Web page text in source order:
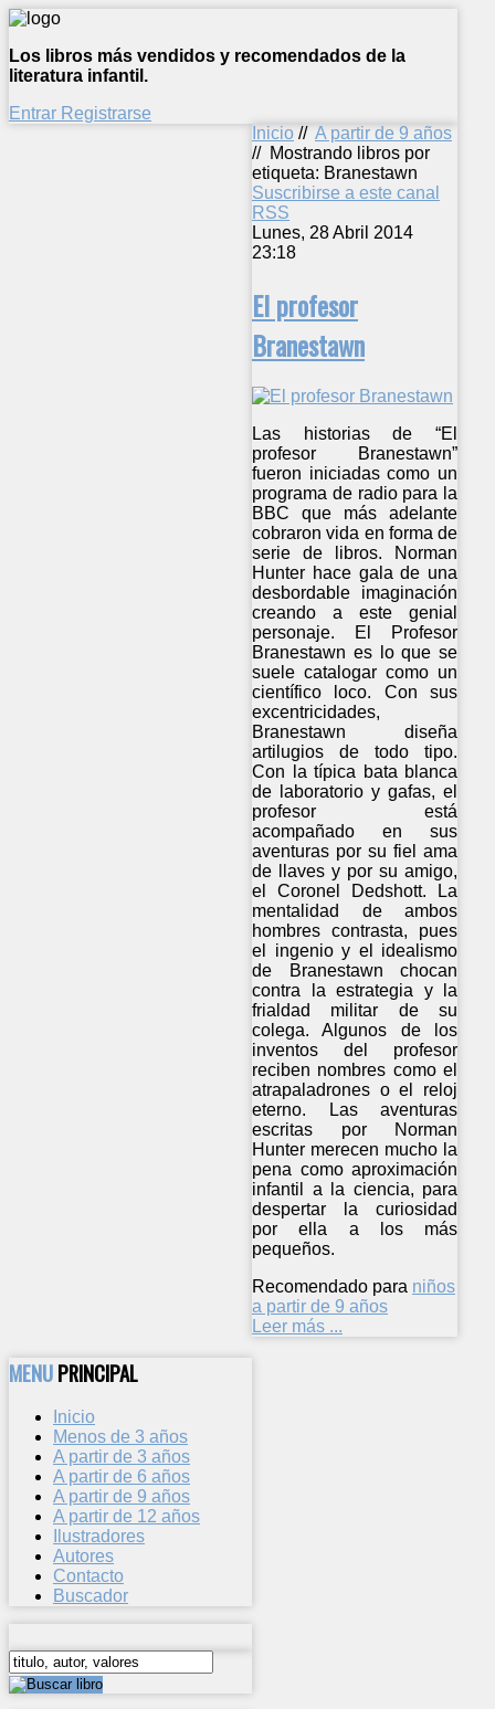
Los libros más vendidos y recomendados de la
literatura infantil.
Entrar Registrarse
Inicio // A partir de 9 años
// Mostrando libros por
etiqueta: Branestawn
Suscribirse a este canal
RSS
Lunes, 28 Abril 2014
23:18
El profesor
Branestawn
Las historias de “El
profesor Branestawn”
fueron iniciadas como un
programa de radio para la
BBC que más adelante
cobraron vida en forma de
serie de libros. Norman
Hunter hace gala de una
desbordable imaginación
creando a este genial
personaje. El Profesor
Branestawn es lo que se
suele catalogar como un
científico loco. Con sus
excentricidades,
Branestawn diseña
artilugios de todo tipo.
Con la típica bata blanca
de laboratorio y gafas, el
profesor está
acompañado en sus
aventuras por su fiel ama
de llaves y por su amigo,
el Coronel Dedshott. La
mentalidad de ambos
hombres contrasta, pues
el ingenio y el idealismo
de Branestawn chocan
contra la estrategia y la
frialdad militar de su
colega. Algunos de los
inventos del profesor
reciben nombres como el
atrapaladrones o el reloj
eterno. Las aventuras
escritas por Norman
Hunter merecen mucho la
pena como aproximación
infantil a la ciencia, para
despertar la curiosidad
por ella a los más
pequeños.
Recomendado para niños
a partir de 9 años
Leer más ...
MENUPRINCIPAL
Inicio
Menos de 3 años
A partir de 3 años
A partir de 6 años
A partir de 9 años
A partir de 12 años
Ilustradores
Autores
Contacto
Buscador